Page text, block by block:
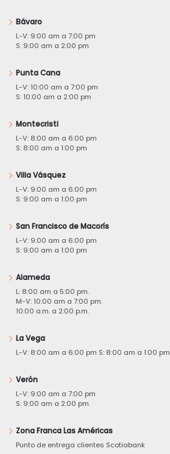
Bávaro
L-V: 9:00 am a 7:00 pm
S: 9:00 am a 2:00 pm
Punta Cana
L-V: 10:00 am a 7:00 pm
S: 10:00 am a 2:00 pm
Montecristi
L-V: 8:00 am a 6:00 pm
S: 8:00 am a 1:00 pm
Villa Vásquez
L-V: 9:00 am a 6:00 pm
S: 9:00 am a 1:00 pm
San Francisco de Macorís
L-V: 9:00 am a 6:00 pm
S: 9:00 am a 1:00 pm
Alameda
L: 8:00 am a 5:00 pm.
M-V: 10:00 am a 7:00 pm.
10:00 a.m. a 2:00 p.m.
La Vega
L-V: 8:00 am a 6:00 pm S: 8:00 am a 1:00 pm
Verón
L-V: 9:00 am a 7:00 pm
S: 9:00 am a 2:00 pm
Zona Franca Las Américas
Punto de entrega clientes Scotiabank